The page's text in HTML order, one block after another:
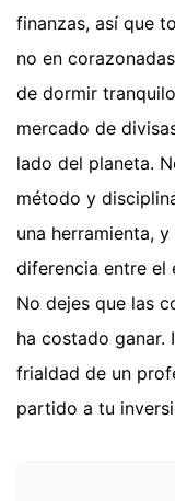
finanzas, así que
no en
de dormir
mercado de
lado del planeta.
método y
una herramienta,
diferencia entre el
No dejes que las
ha costado ganar.
frialdad de un
partido a tu